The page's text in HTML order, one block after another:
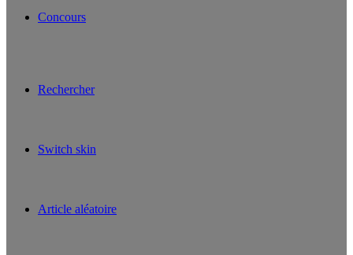
Concours
Rechercher
Switch skin
Article aléatoire